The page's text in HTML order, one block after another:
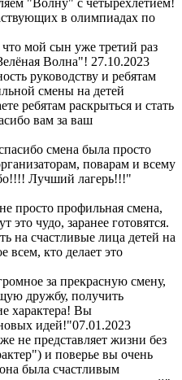
"Волну" с четырехлетием!
в олимпиадах по
мой сын уже третий раз
Волна"! 27.10.2023
руководству и ребятам
смены на детей
ребятам раскрыться и стать
вам за ваш
смена была просто
поварам и всему
Лучший лагерь!!!"
просто профильная смена,
чудо, заранее готовятся.
на счастливые лица детей на
всем, кто делает это
за прекрасную смену,
дружбу, получить
характера! Вы
идей!"07.01.2023
не представляет жизни без
и поверье вы очень
была счастливым